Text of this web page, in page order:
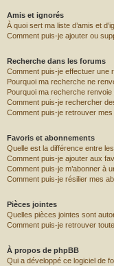
Amis et ignorés
À quoi sert ma liste d’amis et
Comment puis-je ajouter ou
Recherche dans les forums
Comment puis-je effectuer une
Pourquoi ma recherche ne
Pourquoi ma recherche
Comment puis-je rechercher
Comment puis-je retrouver
Favoris et abonnements
Quelle est la différence entre
Comment puis-je ajouter aux
Comment puis-je m’abonner à
Comment puis-je résilier mes
Pièces jointes
Quelles pièces jointes sont
Comment puis-je retrouver
À propos de phpBB
Qui a développé ce logiciel de